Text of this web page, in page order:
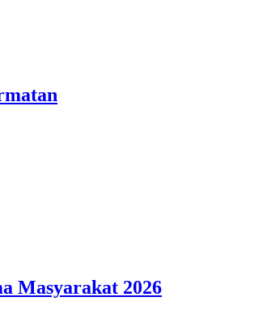
Masyarakat 2026